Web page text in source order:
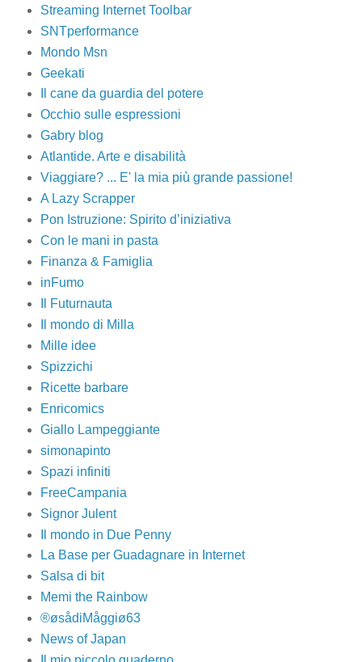
Streaming Internet Toolbar
SNTperformance
Mondo Msn
Geekati
Il cane da guardia del potere
Occhio sulle espressioni
Gabry blog
Atlantide. Arte e disabilità
Viaggiare? ... E' la mia più grande passione!
A Lazy Scrapper
Pon Istruzione: Spirito d’iniziativa
Con le mani in pasta
Finanza & Famiglia
inFumo
Il Futurnauta
Il mondo di Milla
Mille idee
Spizzichi
Ricette barbare
Enricomics
Giallo Lampeggiante
simonapinto
Spazi infiniti
FreeCampania
Signor Julent
Il mondo in Due Penny
La Base per Guadagnare in Internet
Salsa di bit
Memi the Rainbow
®øsådiMåggiø63
News of Japan